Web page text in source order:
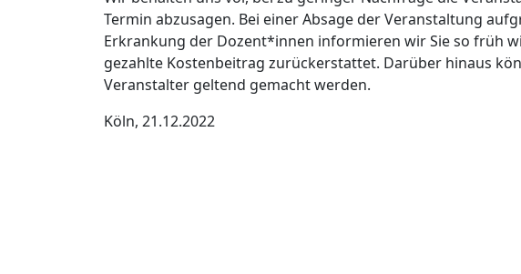
Termin abzusagen. Bei einer Absage der Veranstaltung
Erkrankung der Dozent*innen informieren wir Sie so früh
gezahlte Kostenbeitrag zurückerstattet. Darüber hinaus
Veranstalter geltend gemacht werden.
Köln, 21.12.2022